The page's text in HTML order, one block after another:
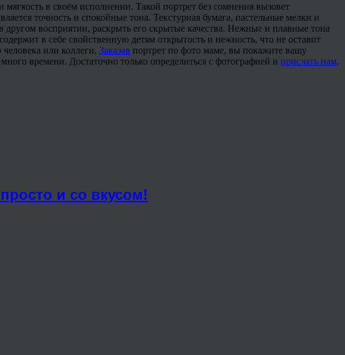
в своём исполнении. Такой портрет без сомнения вызовет
точность и спокойные тона. Текстурная бумага, пастельные мелки и
другом восприятии, раскрыть его скрытые качества. Нежные и плавные тона
в себе свойственную детям открытость и нежность, что не оставит
или коллеги. Заказав портрет по фото маме, вы покажите вашу
времени. Достаточно только определиться с фотографией и прислать нам,
и со вкусом!